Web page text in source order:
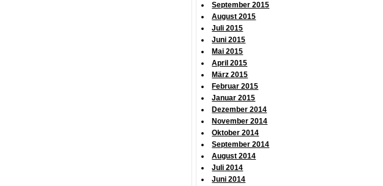
September 2015
August 2015
Juli 2015
Juni 2015
Mai 2015
April 2015
März 2015
Februar 2015
Januar 2015
Dezember 2014
November 2014
Oktober 2014
September 2014
August 2014
Juli 2014
Juni 2014